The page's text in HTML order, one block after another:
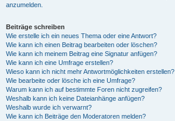
anzumelden.
Beiträge schreiben
Wie erstelle ich ein neues Thema oder eine Antwort?
Wie kann ich einen Beitrag bearbeiten oder löschen?
Wie kann ich meinem Beitrag eine Signatur anfügen?
Wie kann ich eine Umfrage erstellen?
Wieso kann ich nicht mehr Antwortmöglichkeiten erstellen?
Wie bearbeite oder lösche ich eine Umfrage?
Warum kann ich auf bestimmte Foren nicht zugreifen?
Weshalb kann ich keine Dateianhänge anfügen?
Weshalb wurde ich verwarnt?
Wie kann ich Beiträge den Moderatoren melden?